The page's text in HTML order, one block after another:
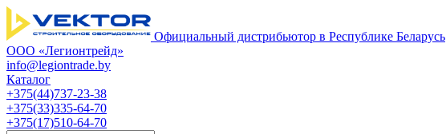
Официальный дистрибьютор в Республике Беларусь
ООО «Легионтрейд»
info@legiontrade.by
Каталог
+375(44)737-23-38
+375(33)335-64-70
+375(17)510-64-70